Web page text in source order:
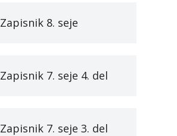
Zapisnik 8. seje
Zapisnik 7. seje 4. del
Zapisnik 7. seje 3. del